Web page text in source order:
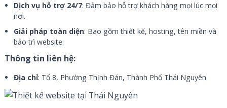
Dịch vụ hỗ trợ 24/7: Đảm bảo hỗ trợ khách hàng mọi lúc mọi
nơi.
Giải pháp toàn diện: Bao gồm thiết kế, hosting, tên miền và
bảo trì website.
Thông tin liên hệ:
Địa chỉ: Tổ 8, Phường Thịnh Đán, Thành Phố Thái Nguyên